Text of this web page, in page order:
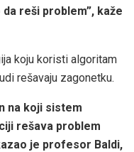
reši problem”, kaže
koju koristi algoritam
rešavaju zagonetku.
na koji sistem
rešava problem
je profesor Baldi,